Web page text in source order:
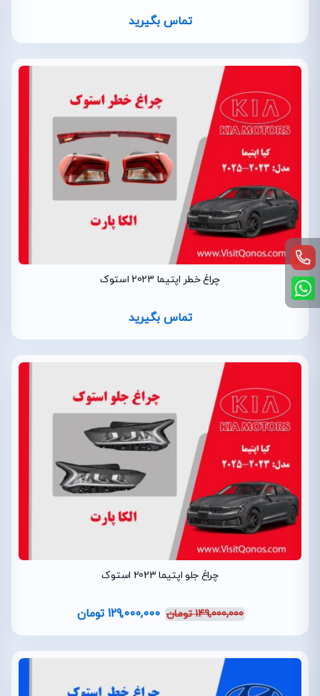
تماس بگیرید
چراغ خطر اپتیما 2023 استوک
تماس بگیرید
چراغ جلو اپتیما 2023 استوک
149,000,000 تومان 129,000,000 تومان